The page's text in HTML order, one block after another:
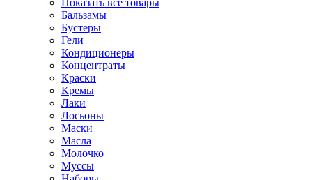
Показать все товары
Бальзамы
Бустеры
Гели
Кондиционеры
Концентраты
Краски
Кремы
Лаки
Лосьоны
Маски
Масла
Молочко
Муссы